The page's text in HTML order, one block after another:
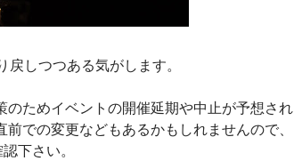
しつつある気がします。
ためイベントの開催延期や中止が予想され
での変更などもあるかもしれませんので、
下さい。